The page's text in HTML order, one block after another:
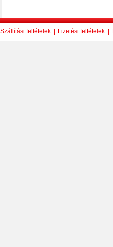
Szállítási feltételek Fizetési feltételek